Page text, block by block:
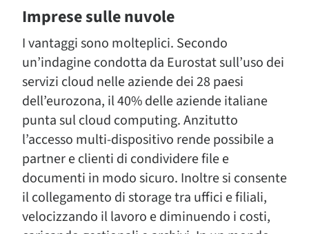
Imprese sulle nuvole
I vantaggi sono molteplici. Secondo
un’indagine condotta da Eurostat sull’uso dei
servizi cloud nelle aziende dei 28 paesi
dell’eurozona, il 40% delle aziende italiane
punta sul cloud computing. Anzitutto
l’accesso multi-dispositivo rende possibile a
partner e clienti di condividere file e
documenti in modo sicuro. Inoltre si consente
il collegamento di storage tra uffici e filiali,
velocizzando il lavoro e diminuendo i costi,